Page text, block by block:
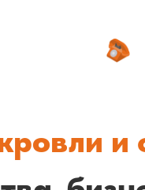
и